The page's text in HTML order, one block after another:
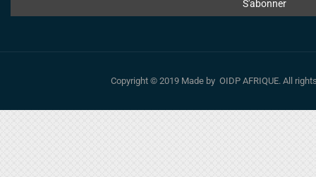
Copyright © 2019 Made by OIDP AFRIQUE. All